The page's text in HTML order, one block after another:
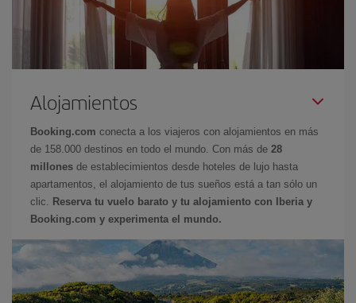
Alojamientos
Booking.com conecta a los viajeros con alojamientos en más
de 158.000 destinos en todo el mundo. Con más de 28
millones de establecimientos desde hoteles de lujo hasta
apartamentos, el alojamiento de tus sueños está a tan sólo un
clic.
Reserva tu vuelo barato y tu alojamiento con Iberia y
Booking.com y experimenta el mundo.